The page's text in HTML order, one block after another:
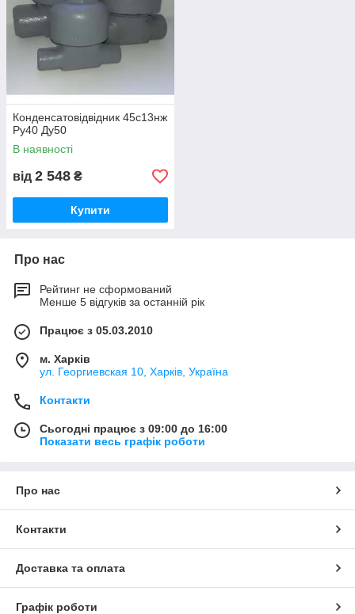
Конденсатовідвідник 45с13нж
Ру40 Ду50
В наявності
від 2 548 ₴
Купити
Про нас
Рейтинг не сформований
Менше 5 відгуків за останній рік
Працює з 05.03.2010
м. Харків
ул. Георгиевская 10, Харків, Україна
Контакти
Сьогодні працює з 09:00 до 16:00
Показати весь графік роботи
Про нас
Контакти
Доставка та оплата
Графік роботи